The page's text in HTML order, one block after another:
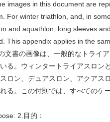
images in this document are
For winter triathlon, and, in
and aquathlon, long sleeves
This appendix applies in the
文書の画像は、一般的なトライ
る。ウィンタートライアスロン
ロン、デュアスロン、アクアス
る。この付則では、すべてのケ
2.目的：